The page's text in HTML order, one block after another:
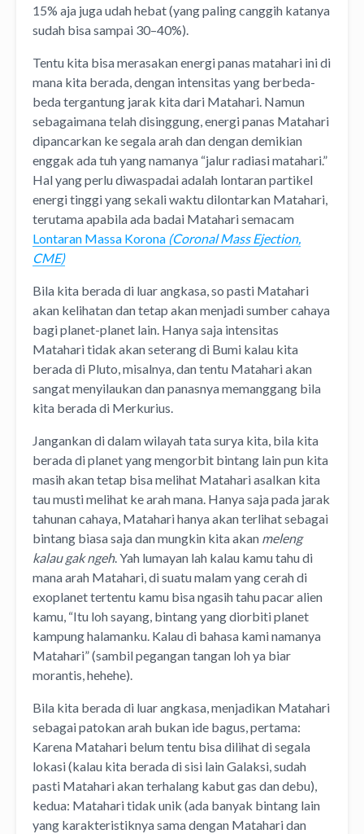
15% aja juga udah hebat (yang paling canggih katanya
sudah bisa sampai 30–40%).
Tentu kita bisa merasakan energi panas matahari ini di
mana kita berada, dengan intensitas yang berbeda-
beda tergantung jarak kita dari Matahari. Namun
sebagaimana telah disinggung, energi panas Matahari
dipancarkan ke segala arah dan dengan demikian
enggak ada tuh yang namanya “jalur radiasi matahari.”
Hal yang perlu diwaspadai adalah lontaran partikel
energi tinggi yang sekali waktu dilontarkan Matahari,
terutama apabila ada badai Matahari semacam
Lontaran Massa Korona (Coronal Mass Ejection,
CME)
Bila kita berada di luar angkasa, so pasti Matahari
akan kelihatan dan tetap akan menjadi sumber cahaya
bagi planet-planet lain. Hanya saja intensitas
Matahari tidak akan seterang di Bumi kalau kita
berada di Pluto, misalnya, dan tentu Matahari akan
sangat menyilaukan dan panasnya memanggang bila
kita berada di Merkurius.
Jangankan di dalam wilayah tata surya kita, bila kita
berada di planet yang mengorbit bintang lain pun kita
masih akan tetap bisa melihat Matahari asalkan kita
tau musti melihat ke arah mana. Hanya saja pada jarak
tahunan cahaya, Matahari hanya akan terlihat sebagai
bintang biasa saja dan mungkin kita akan meleng
kalau gak ngeh. Yah lumayan lah kalau kamu tahu di
mana arah Matahari, di suatu malam yang cerah di
exoplanet tertentu kamu bisa ngasih tahu pacar alien
kamu, “Itu loh sayang, bintang yang diorbiti planet
kampung halamanku. Kalau di bahasa kami namanya
Matahari” (sambil pegangan tangan loh ya biar
morantis, hehehe).
Bila kita berada di luar angkasa, menjadikan Matahari
sebagai patokan arah bukan ide bagus, pertama:
Karena Matahari belum tentu bisa dilihat di segala
lokasi (kalau kita berada di sisi lain Galaksi, sudah
pasti Matahari akan terhalang kabut gas dan debu),
kedua: Matahari tidak unik (ada banyak bintang lain
yang karakteristiknya sama dengan Matahari dan